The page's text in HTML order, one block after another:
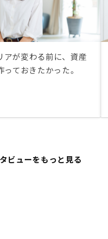
アが変わる前に、資産
ておきたかった。
ビューをもっと見る